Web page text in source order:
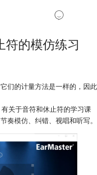
符的模仿练习
们的计量方法是一样的，因此
关于音符和休止符的学习课
节奏模仿 、纠错、视唱和听写。